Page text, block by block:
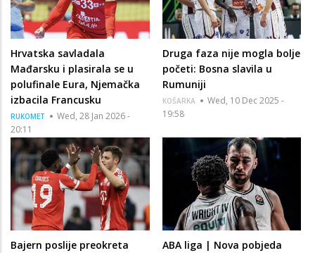
Hrvatska savladala
Mađarsku i plasirala se u
polufinale Eura, Njemačka
izbacila Francusku
RUKOMET
Wed, 28 Jan 2026 -
20:11
Druga faza nije mogla bolje
početi: Bosna slavila u
Rumuniji
KOŠARKA
Wed, 10 Dec 2025 -
19:58
Bajern poslije preokreta
ABA liga | Nova pobjeda